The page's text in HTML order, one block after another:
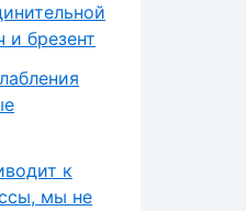
и брезент
к
мы не